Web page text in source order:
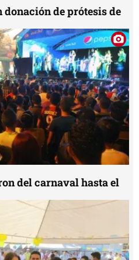
de prótesis de
del carnaval hasta el